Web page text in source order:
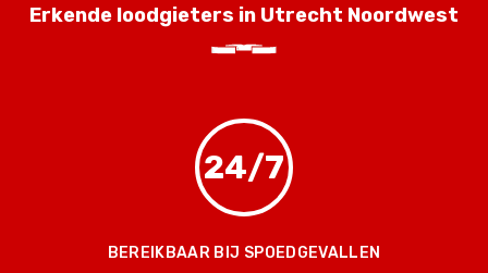
Erkende loodgieters in Utrecht Noordwest
24/7
BEREIKBAAR BIJ SPOEDGEVALLEN